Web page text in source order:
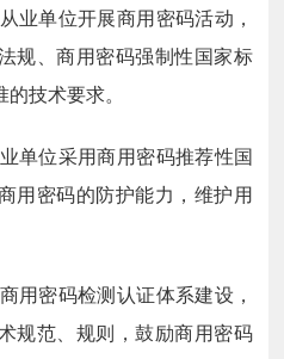
业单位开展商用密码活动，
规、商用密码强制性国家标
技术要求。
单位采用商用密码推荐性国
用密码的防护能力，维护用
用密码检测认证体系建设，
规范、规则，鼓励商用密码